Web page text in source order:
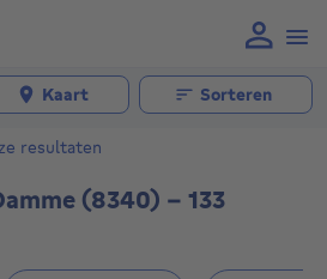
Kaart Sorteren
resultaten
(8340) - 133